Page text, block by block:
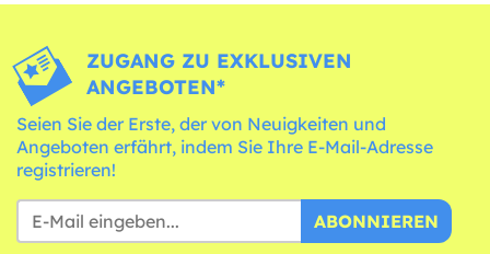
ZUGANG ZU EXKLUSIVEN
ANGEBOTEN*
Seien Sie der Erste, der von Neuigkeiten und
Angeboten erfährt, indem Sie Ihre E-Mail-Adresse
registrieren!
ABONNIEREN